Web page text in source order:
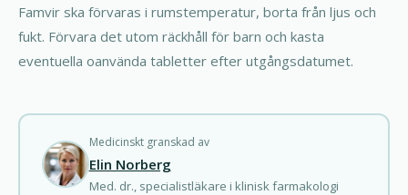
Famvir ska förvaras i rumstemperatur, borta från ljus och
fukt. Förvara det utom räckhåll för barn och kasta
eventuella oanvända tabletter efter utgångsdatumet.
Medicinskt granskad av
Elin Norberg
Med. dr., specialistläkare i klinisk farmakologi